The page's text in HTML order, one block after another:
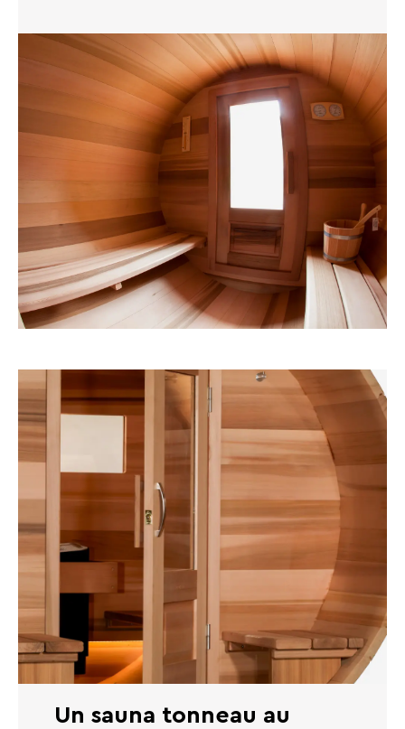
Un sauna tonneau au